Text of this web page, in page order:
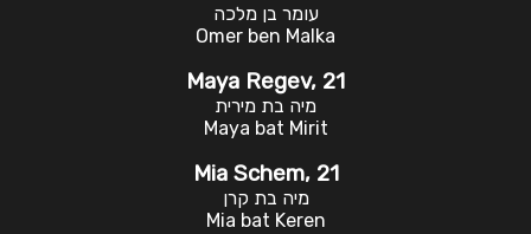
עומר בן מלכה
Omer ben Malka
Maya Regev, 21
מיה בת מירית
Maya bat Mirit
Mia Schem, 21
מיה בת קרן
Mia bat Keren